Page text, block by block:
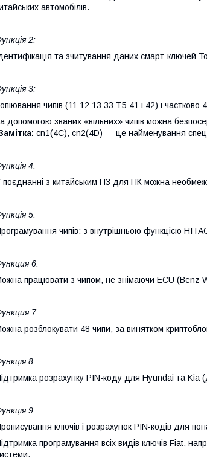
автомобілів.
2:
та зчитування даних смарт-ключей
3:
чипів (11 12 13 33 T5 41 і 42) і частково
допомогою званих «вільних» чипів можна
cn1(4C), cn2(4D) — це найменування
4:
поєднанні з китайським ПЗ для ПК можна
5:
чипів: з внутрішньою функцією
6:
працювати з чипом, не знімаючи ECU (Benz
7:
розблокувати 48 чипи, за винятком
8:
розрахунку PIN-коду для Hyundai та
9:
ключів і розрахунок PIN-кодів для
програмування всіх видів ключів Fiat,